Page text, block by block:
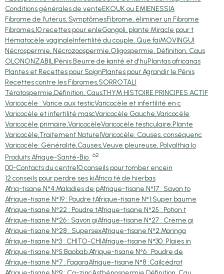
Conditions générales de venteEKOUK ou EMIENESSIA
Fibrome de l'utérus, SymptômesFibrome, éliminer un Fibrome
Fibromes,10 recettes pour enleGongoli, plante Miracle pour t
Hématocèle vaginaleInfertilité du couple, Que faiMOVINGUI
Nécrospermie, Nécrozoospermie,Oligospermie, Définition, Caus
OLONONZABILIPénis Beurre de karité et d'huPlantas africanas
Plantes et Recettes pour SoignPlantes pour Agrandir le Pénis
Recettes contre les Fibromes,SORROTALI
Tératospermie,Définition, CausTHYM HISTOIRE PRINCIPES ACTIF
Varicocèle : Varice aux testicVaricocèle et infertilité en c
Varicocèle et infertilité mascVaricocèle Gauche,Varicocèle
Varicocèle primaire,VaricocèleVaricocèle testiculaire,Plante
Varicocèle,Traitement NaturelVaricocèle: Causes, conséquenc
Varicocèle: Généralité,Causes,Veuve pleureuse, Polyalthia lo
Produits Afrique-Santé-Bio 62
00-Contacts du centre10 conseils pour tomber encein
12 conseils pour perdre ses kiÁfrica té de hierbas
Afriq-tisane N°4:Maladies de pAfrique-tisane N°17 : Savon to
Afrique-tisane N°19 : Poudre tAfrique-tisane N°1:Super baume
Afrique-tisane N°22 : Poudre tAfrique-tisane N°25 : Potion t
Afrique-tisane N°26 : Savon giAfrique-tisane N°27 : Crème gi
Afrique-tisane N°28 : SupersexAfrique-tisane N°2:Moringa
Afrique-tisane N°3 : CHITO-CHIAfrique-tisane N°30: Plaies in
Afrique-tisane N°5:Baobab.Afrique-tisane N°6 : Poudre de
Afrique-tisane N°7 : FagaraAfrique-tisane N°8 :Caïlcédrat